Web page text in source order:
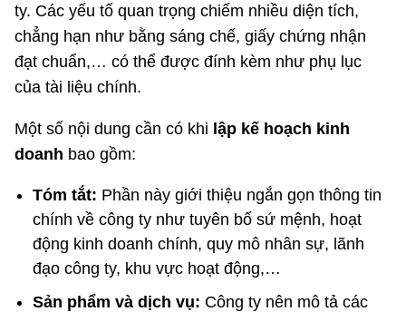
ty. Các yếu tố quan trọng chiếm nhiều diện tích,
chẳng hạn như bằng sáng chế, giấy chứng nhận
đạt chuẩn,… có thể được đính kèm như phụ lục
của tài liệu chính.
Một số nội dung cần có khi lập kế hoạch kinh
doanh bao gồm:
Tóm tắt: Phần này giới thiệu ngắn gọn thông tin
chính về công ty như tuyên bố sứ mệnh, hoạt
động kinh doanh chính, quy mô nhân sự, lãnh
đạo công ty, khu vực hoạt động,…
Sản phẩm và dịch vụ: Công ty nên mô tả các